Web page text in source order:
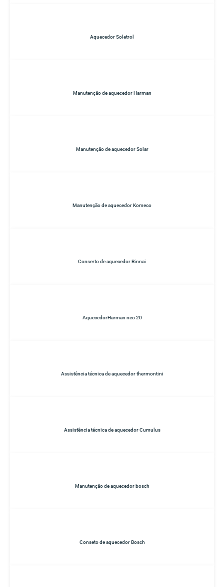
Aquecedor Soletrol
Manutenção de aquecedor Harman
Manutenção de aquecedor Solar
Manutenção de aquecedor Komeco
Conserto de aquecedor Rinnai
AquecedorHarman neo 20
Assistência técnica de aquecedor thermontini
Assistência técnica de aquecedor Cumulus
Manutenção de aquecedor bosch
Conseto de aquecedor Bosch